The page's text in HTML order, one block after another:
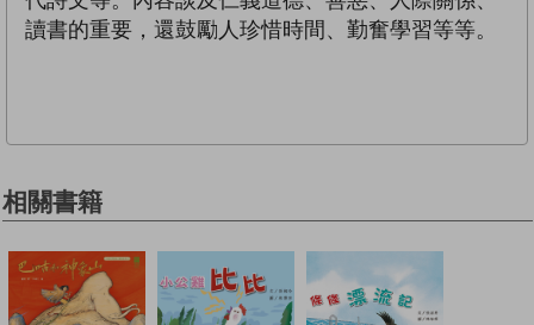
讀書的重要，還鼓勵人珍惜時間、勤奮學習等等。
相關書籍